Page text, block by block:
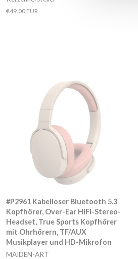
Normaler
€49.00 EUR
#P2961 Kabelloser Bluetooth 5.3
Kopfhörer, Over-Ear HiFi-Stereo-
Headset, True Sports Kopfhörer
mit Ohrhörern, TF/AUX
Musikplayer und HD-Mikrofon
MAIDEN-ART